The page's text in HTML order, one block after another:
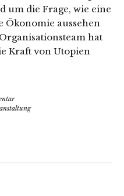
um die Frage, wie eine
Ökonomie aussehen
hat
Kraft von Utopien